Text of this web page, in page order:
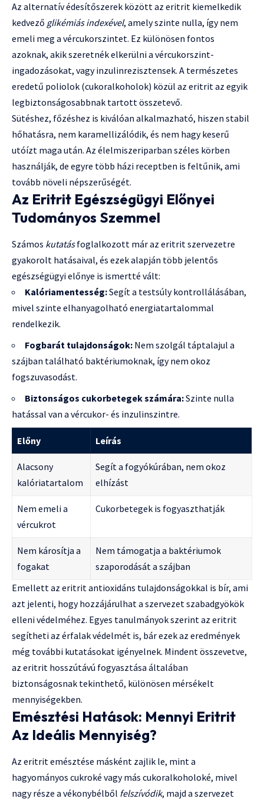
Az alternatív édesítőszerek között az eritrit kiemelkedik
kedvező glikémiás indexével, amely szinte nulla, így nem
emeli meg a vércukorszintet. Ez különösen fontos
azoknak, akik szeretnék elkerülni a vércukorszint-
ingadozásokat, vagy inzulinrezisztensek. A természetes
eredetű poliolok (cukoralkoholok) közül az eritrit az egyik
legbiztonságosabbnak tartott összetevő.
Sütéshez, főzéshez is kiválóan alkalmazható, hiszen stabil
hőhatásra, nem karamellizálódik, és nem hagy keserű
utóízt maga után. Az élelmiszeriparban széles körben
használják, de egyre több házi receptben is feltűnik, ami
tovább növeli népszerűségét.
Az Eritrit Egészségügyi Előnyei
Tudományos Szemmel
Számos kutatásfoglalkozott már az eritrit szervezetre
gyakorolt hatásaival, és ezek alapján több jelentős
egészségügyi előnye is ismertté vált:
Kalóriamentesség:Segít a testsúly kontrollálásában,
mivel szinte elhanyagolható energiatartalommal
rendelkezik.
Fogbarát tulajdonságok: Nem szolgál táptalajul a
szájban található baktériumoknak, így nem okoz
fogszuvasodást.
Biztonságos cukorbetegek számára:Szinte nulla
hatással van a vércukor- és inzulinszintre.
Előny Leírás
Alacsony
kalóriatartalom
Segít a fogyókúrában, nem okoz
elhízást
Nem emeli a
vércukrot
Cukorbetegek is fogyaszthatják
Nem károsítja a
fogakat
Nem támogatja a baktériumok
szaporodását a szájban
Emellett az eritrit antioxidáns tulajdonságokkal is bír, ami
azt jelenti, hogy hozzájárulhat a szervezet szabadgyökök
elleni védelméhez. Egyes tanulmányok szerint az eritrit
segítheti az érfalak védelmét is, bár ezek az eredmények
még további kutatásokat igényelnek. Mindent összevetve,
az eritrit hosszútávú fogyasztása általában
biztonságosnak tekinthető, különösen mérsékelt
mennyiségekben.
Emésztési Hatások: Mennyi Eritrit
Az Ideális Mennyiség?
Az eritrit emésztése másként zajlik le, mint a
hagyományos cukroké vagy más cukoralkoholoké, mivel
nagy része a vékonybélből felszívódik, majd a szervezet